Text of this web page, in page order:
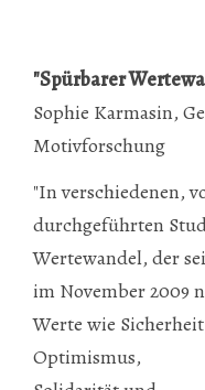
"Spürbarer
Sophie Karmasin,
Motivforschung
"In verschiedenen,
durchgeführten
Wertewandel, der
im November 2009
Werte wie
Optimismus,